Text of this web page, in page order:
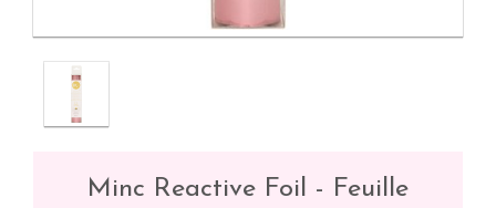
Minc Reactive Foil - Feuille